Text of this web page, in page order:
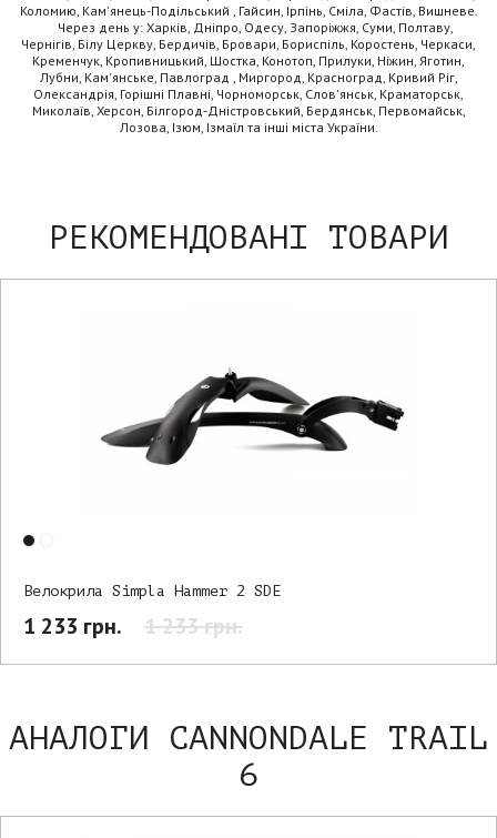
Коломию, Кам'янець-Подільський , Гайсин, Ірпінь, Сміла, Фастів, Вишневе.
Через день у: Харків, Дніпро, Одесу, Запоріжжя, Суми, Полтаву,
Чернігів, Білу Церкву, Бердичів, Бровари, Бориспіль, Коростень, Черкаси,
Кременчук, Кропивницький, Шостка, Конотоп, Прилуки, Ніжин, Яготин,
Лубни, Кам'янське, Павлоград , Миргород, Красноград, Кривий Ріг,
Олександрія, Горішні Плавні, Чорноморськ, Слов'янськ, Краматорськ,
Миколаїв, Херсон, Білгород-Дністровський, Бердянськ, Первомайськ,
Лозова, Ізюм, Ізмаїл та інші міста України.
РЕКОМЕНДОВАНІ ТОВАРИ
Велокрила Simpla Hammer 2 SDE
1 233 грн. 1 233 грн.
АНАЛОГИ CANNONDALE TRAIL
6